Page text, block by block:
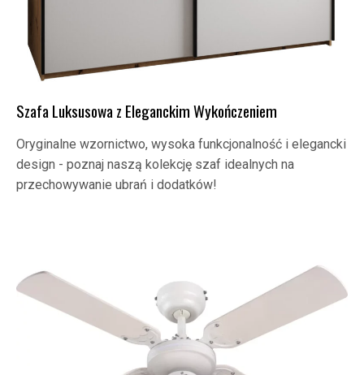
Szafa Luksusowa z Eleganckim Wykończeniem
Oryginalne wzornictwo, wysoka funkcjonalność i elegancki
design - poznaj naszą kolekcję szaf idealnych na
przechowywanie ubrań i dodatków!